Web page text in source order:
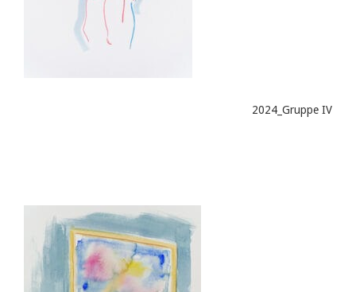
2024_Gruppe IV